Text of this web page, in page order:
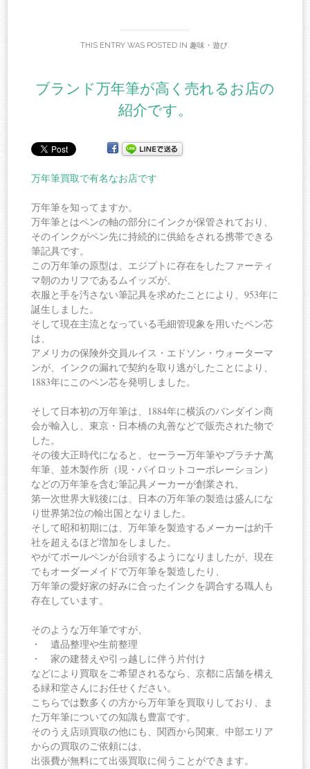
THIS ENTRY WAS POSTED IN 趣味・遊び.
ブランド万年筆が高く売れるお店の
紹介です。
万年筆買取で有名なお店です
万年筆を知ってますか。
万年筆とはペンの軸の部分にインクが保管されており、
そのインクがペン先に持続的に供給をされる携帯できる
筆記具です。
この万年筆の原型は、エジプトに存在をしたファーティ
マ朝のカリフであるムイッズが、
衣服と手を汚さない筆記具を求めたことにより、953年に
誕生しました。
そして現在主流となっている毛細管現象を用いたペン芯
は、
アメリカの保険外交員ルイス・エドソン・ウォーターマ
ンが、インクの漏れで契約を取り逃がしたことにより、
1883年にこのペン芯を発明しました。
そして日本初の万年筆は、1884年に横浜のバンダイン商
会が輸入し、東京・日本橋の丸善などで販売された物で
した。
その後大正時代になると、セーラー万年筆やプラチナ萬
年筆、並木製作所（現・パイロットコーポレーション）
などの万年筆を含む筆記具メーカーが創業され、
第一次世界大戦後には、日本の万年筆の製造は盛んにな
り世界第2位の輸出国となりました。
そして昭和初期には、万年筆を製造するメーカーは約千
社を超えるほど増加をしました。
やがてボールペンが台頭するようになりましたが、現在
でもオーダーメイドで万年筆を製造したり、
万年筆の愛好家の好みに合ったインクを調合する職人も
存在しています。
そのような万年筆ですが、
・ 遺品整理や生前整理
・ 家の建替えや引っ越しに伴う片付け
などにより買取をご希望されるなら、京都に店舗を構え
る緑和堂さんにお任せください。
こちらでは数多くの方から万年筆を買取りしており、ま
た万年筆についての知識も豊富です。
そのうえ店頭買取の他にも、関西から関東、中部エリア
からの買取のご依頼には、
出張費が無料にて出張買取に伺うことができます。